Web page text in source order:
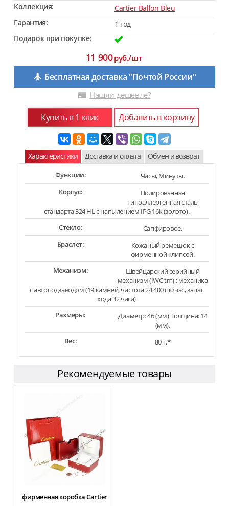
Коллекция:
Cartier Ballon Bleu
Гарантия:
1 год
Подарок при покупке:
11 900руб./шт
Бесплатная доставка "Почтой России"
Нашли дешевле?
Купить в 1 клик Добавить в корзину
Характеристики Доставка и оплата Обмен и возврат
Функции:
Часы, Минуты.
Корпус:
Полированная
гипоаллергенная сталь
стандарта 324 HL с напылением IPG 16k (золото).
Стекло:
Сапфировое.
Браслет:
Кожаный ремешок с
фирменной клипсой.
Механизм:
Швейцарский серийный
механизм (IWC tm) : механика
с автоподзаводом (19 камней, частота 24 400 пк/час, запас
хода 32 часа)
Размеры:
Диаметр: 46 (мм) Толщина: 14
(мм).
Вес:
80 г.*
Рекомендуемые товары
фирменная коробка Cartier